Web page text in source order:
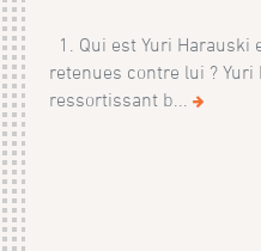
1. Qui est Yuri Harauski
retenues contre lui ? Yuri
ressortissant b...